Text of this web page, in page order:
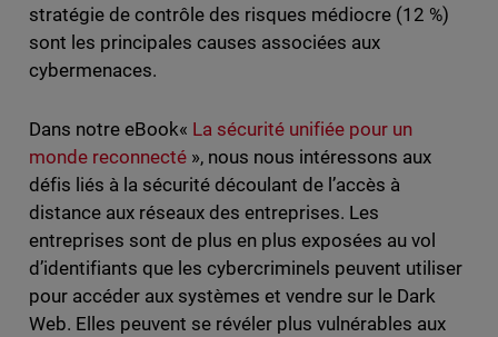
stratégie de contrôle des risques médiocre (12 %)
sont les principales causes associées aux
cybermenaces.
Dans notre eBook« La sécurité unifiée pour un
monde reconnecté», nous nous intéressons aux
défis liés à la sécurité découlant de l’accès à
distance aux réseaux des entreprises. Les
entreprises sont de plus en plus exposées au vol
d’identifiants que les cybercriminels peuvent utiliser
pour accéder aux systèmes et vendre sur le Dark
Web. Elles peuvent se révéler plus vulnérables aux